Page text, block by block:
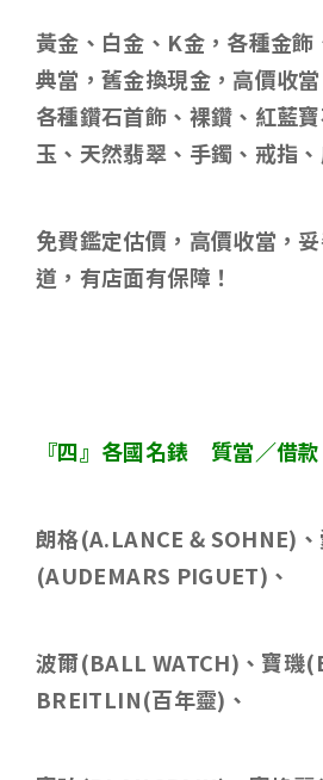
黃金、白金、 K金，各種金飾
典當，舊金換現金，高價收當
各種鑽石首飾、裸鑽、紅藍
玉、天然翡翠、手鐲、戒指
免費鑑定估價，高價收當，
道，有店面有保障！
『四』各國名錶 質當／借款
朗格(A.LANCE & SOHNE)
(AUDEMARS PIGUET) 、
波爾(BALL WATCH) 、寶璣
BREITLIN(百年靈) 、